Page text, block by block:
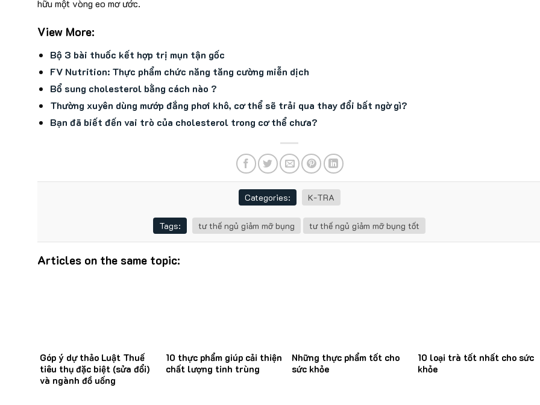
hữu một vòng eo mơ ước.
View More:
Bộ 3 bài thuốc kết hợp trị mụn tận gốc
FV Nutrition: Thực phẩm chức năng tăng cường miễn dịch
Bổ sung cholesterol bằng cách nào ?
Thường xuyên dùng mướp đắng phơi khô, cơ thể sẽ trải qua thay đổi bất ngờ gì?
Bạn đã biết đến vai trò của cholesterol trong cơ thể chưa?
Categories: K-TRA
Tags: tư thế ngủ giảm mỡ bụng tư thế ngủ giảm mỡ bụng tốt
Articles on the same topic:
Góp ý dự thảo Luật Thuế
tiêu thụ đặc biệt (sửa đổi)
và ngành đồ uống
10 thực phẩm giúp cải thiện
chất lượng tinh trùng
Những thực phẩm tốt cho
sức khỏe
10 loại trà tốt nhất cho sức
khỏe